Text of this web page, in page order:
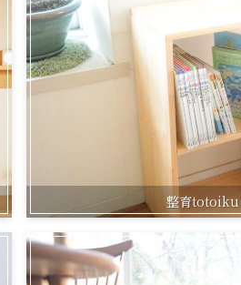
整育totoiku